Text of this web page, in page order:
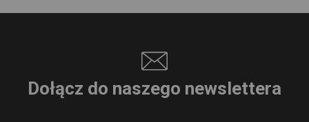
Dołącz do naszego newslettera